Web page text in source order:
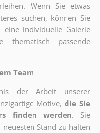
Wenn Sie etwas
suchen, können Sie
eine individuelle Galerie
thematisch passende
Team
der Arbeit unserer
Motive, die Sie
finden werden. Sie
Stand zu halten